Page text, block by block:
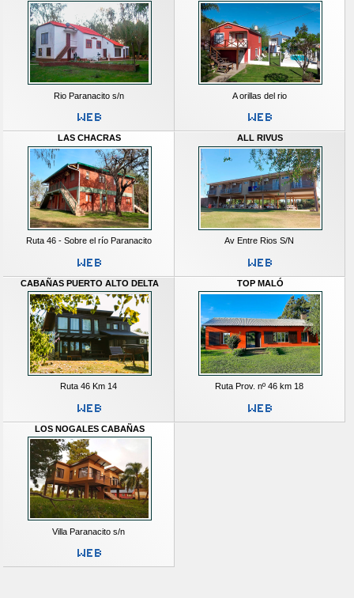
Rio Paranacito s/n A orillas del rio
LAS CHACRAS
Ruta 46 - Sobre el río Paranacito
ALL RIVUS
Av Entre Rios S/N
CABAÑAS PUERTO ALTO DELTA
Ruta 46 Km 14
TOP MALÓ
Ruta Prov. nº 46 km 18
LOS NOGALES CABAÑAS
Villa Paranacito s/n